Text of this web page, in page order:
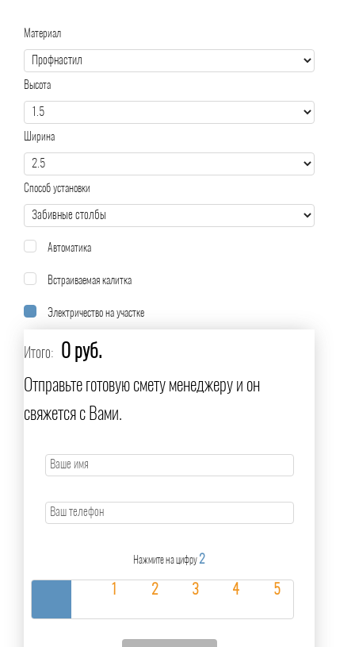
Материал
Высота
Ширина
Способ установки
Автоматика
Встраиваемая калитка
Электричество на участке
Итого: 0 руб.
Отправьте готовую смету менеджеру и он
свяжется с Вами.
Нажмите на цифру 2